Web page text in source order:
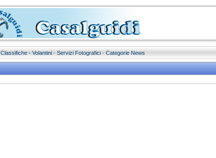
Classifiche - Volantini · Servizi Fotografici · Categorie News